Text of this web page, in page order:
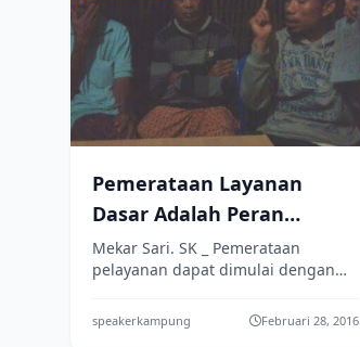
Pemerataan Layanan
Dasar Adalah Peran
Pemdes
Mekar Sari. SK _ Pemerataan
pelayanan dapat dimulai dengan
pemerintahan, teruma pemerintah
level desa. Se...
speakerkampung Februari 28, 2016